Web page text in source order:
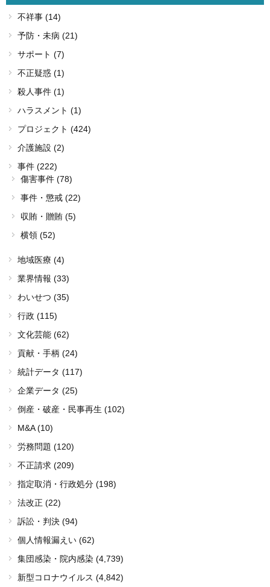
不祥事 (14)
予防・未病 (21)
サポート (7)
不正疑惑 (1)
殺人事件 (1)
ハラスメント (1)
プロジェクト (424)
介護施設 (2)
事件 (222)
傷害事件 (78)
事件・懲戒 (22)
収賄・贈賄 (5)
横領 (52)
地域医療 (4)
業界情報 (33)
わいせつ (35)
行政 (115)
文化芸能 (62)
貢献・手柄 (24)
統計データ (117)
企業データ (25)
倒産・破産・民事再生 (102)
M&A (10)
労務問題 (120)
不正請求 (209)
指定取消・行政処分 (198)
法改正 (22)
訴訟・判決 (94)
個人情報漏えい (62)
集団感染・院内感染 (4,739)
新型コロナウイルス (4,842)